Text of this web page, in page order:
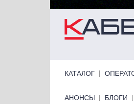
КАТАЛОГ
Primary links bottom
АНОНСЫ БЛОГИ